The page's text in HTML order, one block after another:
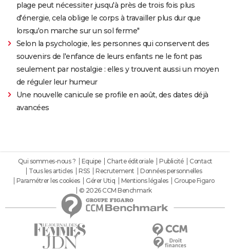
plage peut nécessiter jusqu'à près de trois fois plus
d'énergie, cela oblige le corps à travailler plus dur que
lorsqu'on marche sur un sol ferme"
Selon la psychologie, les personnes qui conservent des
souvenirs de l'enfance de leurs enfants ne le font pas
seulement par nostalgie : elles y trouvent aussi un moyen
de réguler leur humeur
Une nouvelle canicule se profile en août, des dates déjà
avancées
Qui sommes-nous ? Equipe Charte éditoriale Publicité
Contact
Tous les articles
RSS Recrutement
Données personnelles
Paramétrer les cookies
Gérer Utiq Mentions légales
Groupe Figaro
© 2026 CCM Benchmark